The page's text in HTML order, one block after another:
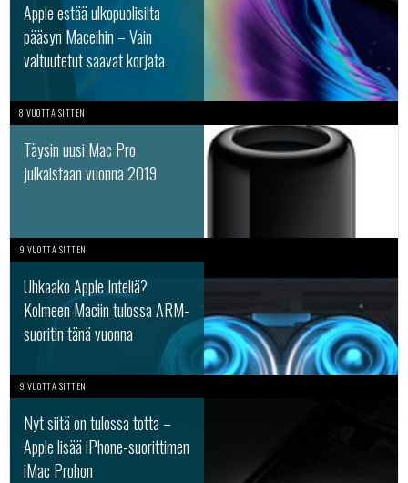
Apple estää ulkopuolisilta
pääsyn Maceihin – Vain
valtuutetut saavat korjata
8 VUOTTA SITTEN
Täysin uusi Mac Pro
julkaistaan vuonna 2019
9 VUOTTA SITTEN
Uhkaako Apple Inteliä?
Kolmeen Maciin tulossa ARM-
suoritin tänä vuonna
9 VUOTTA SITTEN
Nyt siitä on tulossa totta –
Apple lisää iPhone-suorittimen
iMac Prohon